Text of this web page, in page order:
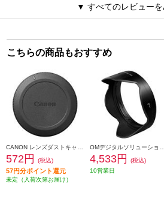
▼ すべてのレビューを
こちらの商品もおすすめ
572円 (税込)
57円分ポイント還元
未定（入荷次第お届け）
4,533円
(税込)
10営業日